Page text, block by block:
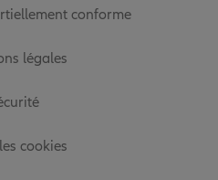
conforme
légales
cookies